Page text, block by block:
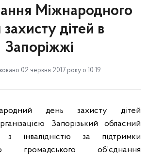
Міжнародного
дітей в
Запоріжжі
02 червня 2017 року о 10:19
день захисту дітей
Запорізький обласний
інвалідністю за підтримки
громадського об’єднання